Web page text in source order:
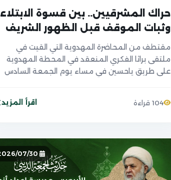
حراك المشرقيين.. بين قسوة الابتلاء
وثبات الموقف قبل الظهور الشريف
مقتطف من المحاضرة المهدوية التي القيت في
ملتقى براثا الفكري المنعقد في المحطة المهدوية
على طريق ياحسين في مساء يوم الجمعة السادس
104 قراءة اقرأ المزيد